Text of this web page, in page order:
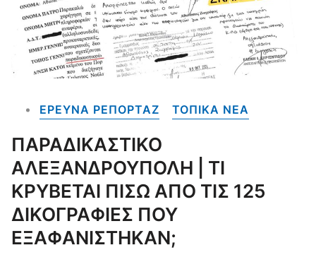
ΕΡΕΥΝΑ ΡΕΠΟΡΤΑΖ ΤΟΠΙΚΑ NEA
ΠΑΡΑΔΙΚΑΣΤΙΚΟ
ΑΛΕΞΑΝΔΡΟΥΠΟΛΗ | ΤΙ
ΚΡΥΒΕΤΑΙ ΠΙΣΩ ΑΠΟ ΤΙΣ 125
ΔΙΚΟΓΡΑΦΙΕΣ ΠΟΥ
ΕΞΑΦΑΝΙΣΤΗΚΑΝ;